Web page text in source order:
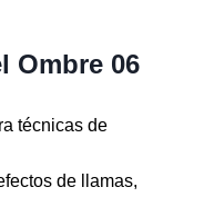
Ombre 06
técnicas de
de llamas,